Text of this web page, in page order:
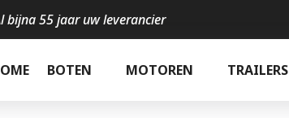
bijna 55 jaar uw leverancier
BOTEN MOTOREN TRAILERS